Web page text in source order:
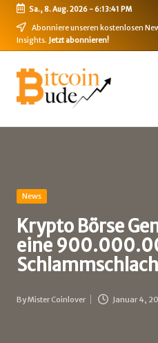
Skip
Sa., 8. Aug. 2026-6:13:41 PM
Abonniere unseren kostenlosen
Insights. Jetzt abonnieren!
B
i
t
i
n
-
B
u
Bitcoin,
Ethereum,
DeFi
Posted
News
Krypto Börse
eine
Posted
ByMister Coinlover Januar 4,